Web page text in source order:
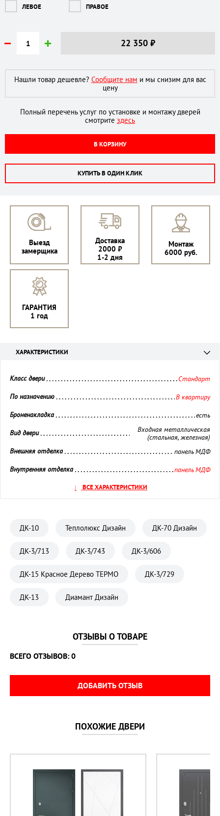
ЛЕВОЕ ПРАВОЕ
22 350 ₽
Нашли товар дешевле? Сообщите нам и мы снизим для вас
цену
Полный перечень услуг по установке и монтажу дверей
смотрите здесь
В КОРЗИНУ
КУПИТЬ В ОДИН КЛИК
Выезд
замерщика
Доставка
2000 ₽
1-2 дня
Монтаж
6000 руб.
ГАРАНТИЯ
1 год
ХАРАКТЕРИСТИКИ
Класс двери Стандарт
По назначению В квартиру
Броненакладка есть
Вид двери
Входная металлическая
(стальная, железная)
Внешняя отделка
панель МДФ
Внутренняя отделка панель МДФ
Замок основной Галеон (цилиндровый)
Материал полотна
Ночная задвижка
95 мм
1,2 мм
ВСЕ ХАРАКТЕРИСТИКИ
ДК-10 Теплолюкс Дизайн ДК-70 Дизайн
ДК-3/713 ДК-3/743 ДК-3/606
ДК-15 Красное Дерево ТЕРМО ДК-3/729
ДК-13 Диамант Дизайн
ОТЗЫВЫ О ТОВАРЕ
ВСЕГО ОТЗЫВОВ: 0
ДОБАВИТЬ ОТЗЫВ
ПОХОЖИЕ ДВЕРИ